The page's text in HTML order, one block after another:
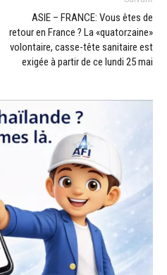
ASIE – FRANCE: Vous êtes de
retour en France ? La «quatorzaine»
volontaire, casse-tête sanitaire est
exigée à partir de ce lundi 25 mai